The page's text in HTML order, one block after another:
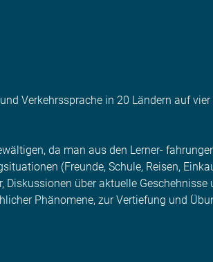
Verkehrssprache in 20 Ländern auf
da man aus den Lerner-
(Freunde, Schule, Reisen,
über aktuelle Geschehnisse
Phänomene, zur Vertiefung und